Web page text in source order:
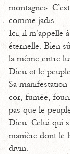
montagne».
comme jadis.
Ici, il m’appelle
éternelle. Bien
la même entre
Dieu et le
Sa
cor, fumée,
pas que le
Dieu. Celui qui
manière dont le
divin.